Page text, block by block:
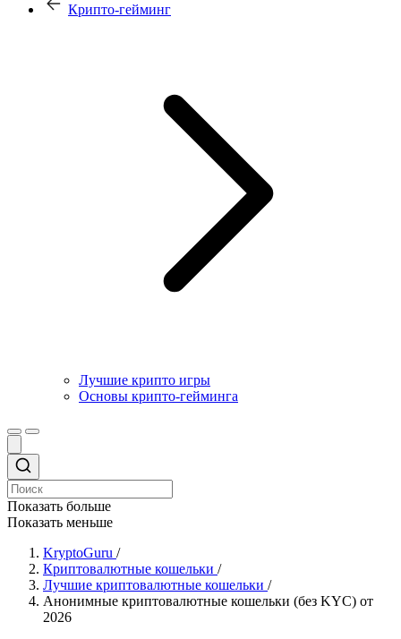
Крипто-гейминг
Лучшие крипто игры
Основы крипто-гейминга
Показать больше
Показать меньше
KryptoGuru /
Криптовалютные кошельки /
Лучшие криптовалютные кошельки /
Анонимные криптовалютные кошельки (без KYC) от
2026